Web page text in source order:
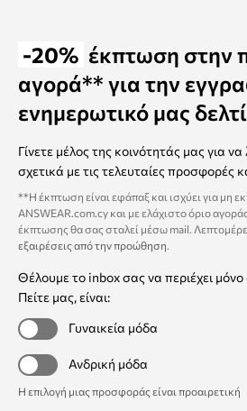
-20% έκπτωση στην
αγορά** για την
ενημερωτικό μας
Γίνετε μέλος της κοινότητάς μας για
σχετικά με τις τελευταίες προσφορές
**Η έκπτωση είναι εφάπαξ και ισχύει για μη
ANSWEAR.com.cy και με ελάχιστο όριο
έκπτωσης θα σας σταλεί μέσω mail.
εξαιρέσεις από την προώθηση
Θέλουμε το inbox σας να περιέχει μόνο
Πείτε μας, είναι:
Γυναικεία μόδα
Ανδρική μόδα
Η επιλογή μιας προσφοράς είναι προαιρετική